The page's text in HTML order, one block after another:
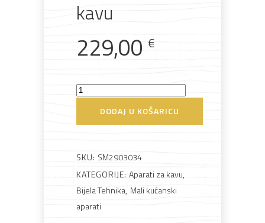
Metalna Elektromaterijal
kavu
229,00 €
Smeg
kavu
količina
DODAJ U KOŠARICU
SKU: SM2903034
KATEGORIJE: Aparati za kavu,
Bijela Tehnika, Mali kućanski
aparati